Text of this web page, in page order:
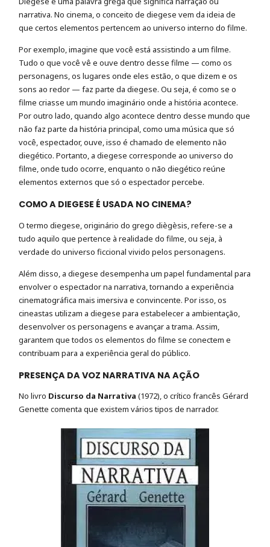
narrativa. No cinema, o conceito de diegese vem da ideia de
que certos elementos pertencem ao universo interno do filme.
Por exemplo, imagine que você está assistindo a um filme.
Tudo o que você vê e ouve dentro desse filme — como os
personagens, os lugares onde eles estão, o que dizem e os
sons ao redor — faz parte da diegese. Ou seja, é como se o
filme criasse um mundo imaginário onde a história acontece.
Por outro lado, quando algo acontece dentro desse mundo que
não faz parte da história principal, como uma música que só
você, espectador, ouve, isso é chamado de elemento não
diegético. Portanto, a diegese corresponde ao universo do
filme, onde tudo ocorre, enquanto o não diegético reúne
elementos externos que só o espectador percebe.
COMO A DIEGESE É USADA NO CINEMA?
O termo diegese, originário do grego diègèsis, refere-se a
tudo aquilo que pertence à realidade do filme, ou seja, à
verdade do universo ficcional vivido pelos personagens.
Além disso, a diegese desempenha um papel fundamental para
envolver o espectador na narrativa, tornando a experiência
cinematográfica mais imersiva e convincente. Por isso, os
cineastas utilizam a diegese para estabelecer a ambientação,
desenvolver os personagens e avançar a trama. Assim,
garantem que todos os elementos do filme se conectem e
contribuam para a experiência geral do público.
PRESENÇA DA VOZ NARRATIVA NA AÇÃO
No livro Discurso da Narrativa(1972), o crítico francês Gérard
Genette comenta que existem vários tipos de narrador.